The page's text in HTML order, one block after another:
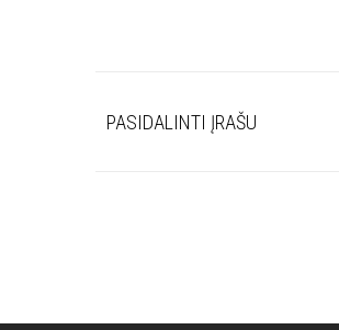
PASIDALINTI ĮRAŠU